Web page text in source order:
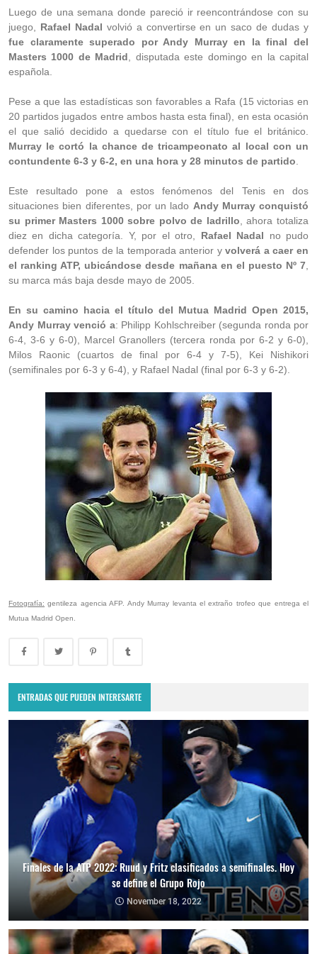
Luego de una semana donde pareció ir reencontrándose con su
juego, Rafael Nadal volvió a convertirse en un saco de dudas y
fue claramente superado por Andy Murray en la final del
Masters 1000 de Madrid , disputada este domingo en la capital
española.
Pese a que las estadísticas son favorables a Rafa (15 victorias en
20 partidos jugados entre ambos hasta esta final), en esta ocasión
el que salió decidido a quedarse con el título fue el británico.
Murray le cortó la chance de tricampeonato al local con un
contundente 6-3 y 6-2, en una hora y 28 minutos de partido
Este resultado pone a estos fenómenos del Tenis en dos
situaciones bien diferentes, por un lado Andy Murray conquistó
su primer Masters 1000 sobre polvo de ladrillo , ahora totaliza
diez en dicha categoría. Y, por el otro, Rafael Nadal no pudo
defender los puntos de la temporada anterior yvolverá a caer en
el ranking ATP, ubicándose desde mañana en el puesto Nº 7
su marca más baja desde mayo de 2005.
En su camino hacia el título del Mutua Madrid Open 2015,
Andy Murray venció a: Philipp Kohlschreiber (segunda ronda por
6-4, 3-6 y 6-0), Marcel Granollers (tercera ronda por 6-2 y 6-0),
Milos Raonic (cuartos de final por 6-4 y 7-5), Kei Nishikori
(semifinales por 6-3 y 6-4), y Rafael Nadal (final por 6-3 y 6-2).
Fotografía: gentileza agencia AFP. Andy Murray levanta el extraño trofeo que entrega el
Mutua Madrid Open.
ENTRADAS QUE PUEDEN INTERESARTE
Finales de la ATP 2022: Ruud y Fritz clasificados a semifinales. Hoy
se define el Grupo Rojo
November 18, 2022